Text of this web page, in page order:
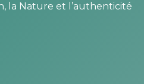
la Nature et l’authenticité